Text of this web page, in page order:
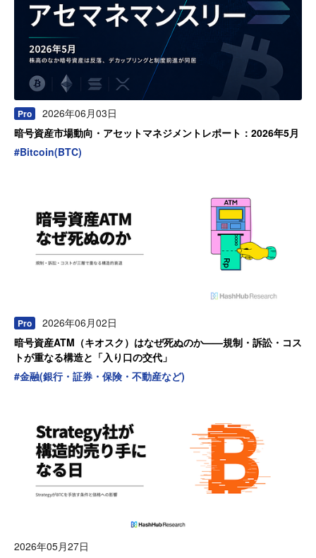
Pro
2026年06月03日
暗号資産市場動向・アセットマネジメントレポート：2026年5月
#Bitcoin(BTC)
Pro
2026年06月02日
暗号資産ATM（キオスク）はなぜ死ぬのか——規制・訴訟・コス
トが重なる構造と「入り口の交代」
#金融(銀行・証券・保険・不動産など)
2026年05月27日